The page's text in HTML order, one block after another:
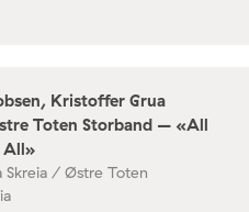
Kristoffer Grua
Toten Storband – «All
All»
Skreia / Østre Toten